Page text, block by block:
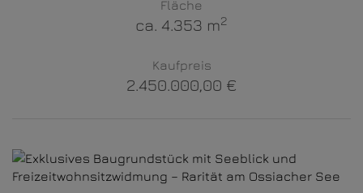
Fläche
ca. 4.353 m2
Kaufpreis
2.450.000,00 €